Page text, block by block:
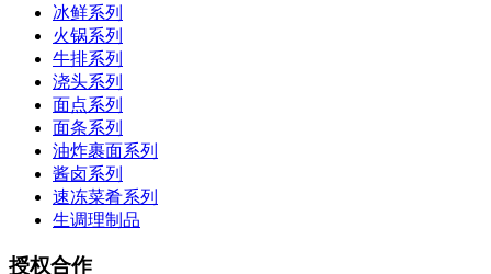
冰鲜系列
火锅系列
牛排系列
浇头系列
面点系列
面条系列
油炸裹面系列
酱卤系列
速冻菜肴系列
生调理制品
授权合作